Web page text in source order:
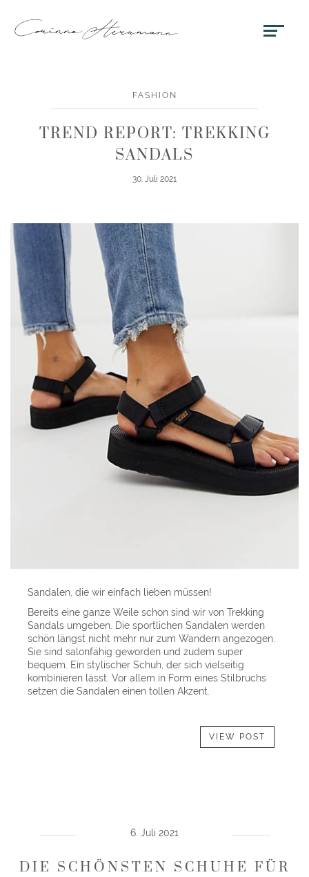
FASHION
TREND REPORT: TREKKING
SANDALS
30. Juli 2021
Sandalen, die wir einfach lieben müssen!
Bereits eine ganze Weile schon sind wir von Trekking
Sandals umgeben. Die sportlichen Sandalen werden
schön längst nicht mehr nur zum Wandern angezogen.
Sie sind salonfähig geworden und zudem super
bequem. Ein stylischer Schuh, der sich vielseitig
kombinieren lässt. Vor allem in Form eines Stilbruchs
setzen die Sandalen einen tollen Akzent.
VIEW POST
6. Juli 2021
DIE SCHÖNSTEN SCHUHE FÜR